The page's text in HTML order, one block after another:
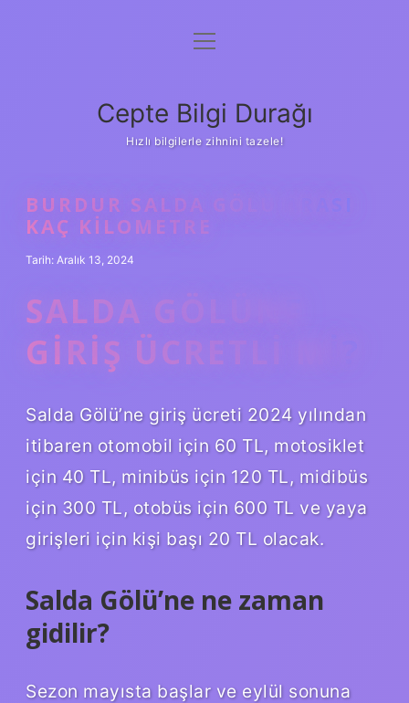
Anasayfa
Yasal Uyarı
menüyü
Cepte Bilgi Durağı
Hızlı bilgilerle zihnini tazele!
BURDUR SALDA GÖLÜ ARASI
KAÇ KILOMETRE
Tarih: Aralık 13, 2024
SALDA GÖLÜNE
GIRIŞ ÜCRETLI MI?
Salda Gölü’ne giriş ücreti 2024 yılından
itibaren otomobil için 60 TL, motosiklet
için 40 TL, minibüs için 120 TL, midibüs
için 300 TL, otobüs için 600 TL ve yaya
girişleri için kişi başı 20 TL olacak.
Salda Gölü’ne ne zaman
gidilir?
Sezon mayısta başlar ve eylül sonuna